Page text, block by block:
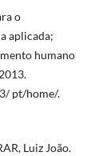
o
aplicada;
humano
pt/home/.
Luiz João.